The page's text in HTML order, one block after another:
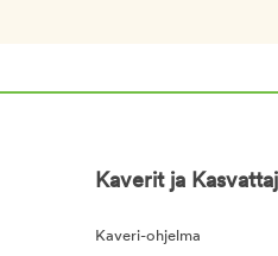
Kaverit ja
Kaveri-ohjelma